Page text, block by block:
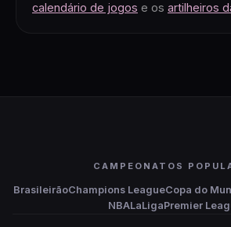
calendário de jogos e os artilheiros
CAMPEONATOS
BrasileirãoChampions LeagueCopa do
NBALaLigaPremier